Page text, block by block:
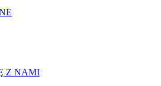
Z NAMI